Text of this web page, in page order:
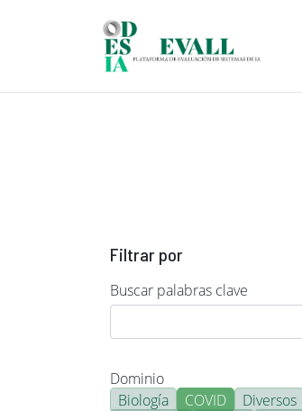
Filtrar por
Buscar palabras clave
Dominio
Biología
COVID
Diversos